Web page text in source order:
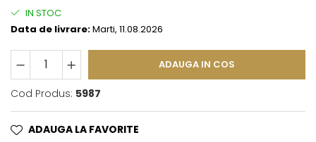
IN STOC
Data de livrare:Marti, 11.08.2026
ADAUGA IN COS
Cod Produs: 5987
ADAUGA LA FAVORITE